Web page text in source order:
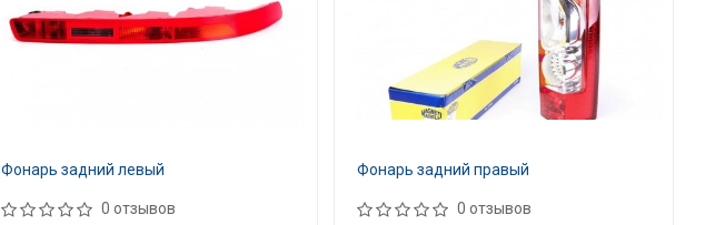
Фонарь задний левый
0 отзывов
Фонарь задний правый
0 отзывов